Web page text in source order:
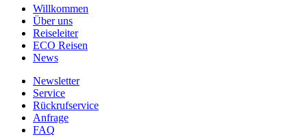
Willkommen
Über uns
Reiseleiter
ECO Reisen
News
Newsletter
Service
Rückrufservice
Anfrage
FAQ